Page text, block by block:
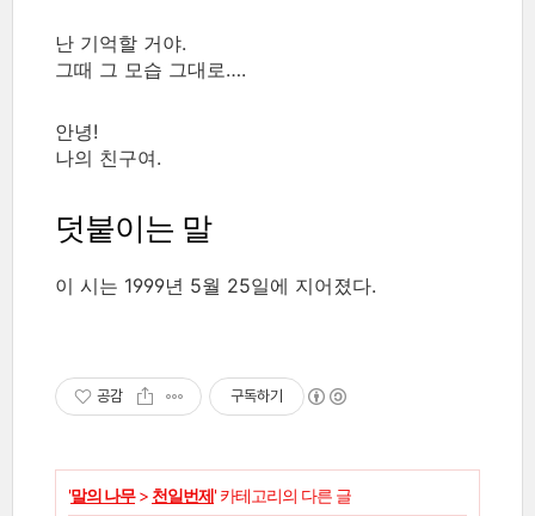
난 기억할 거야.
그때 그 모습 그대로….
안녕!
나의 친구여.
덧붙이는 말
이 시는 1999년 5월 25일에 지어졌다.
공감 구독하기
'말의 나무> 천일번제' 카테고리의 다른 글